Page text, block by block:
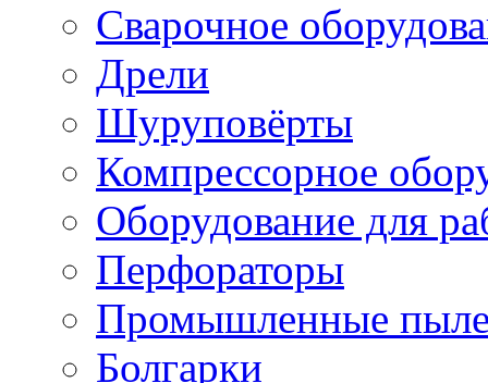
Сварочное
Дрели
Шуруповёрты
Компрессорное
Оборудование для
Перфораторы
Промышленные
Болгарки